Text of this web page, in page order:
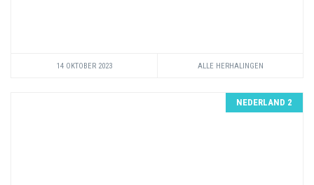
14 OKTOBER 2023 ALLE HERHALINGEN
NEDERLAND 2